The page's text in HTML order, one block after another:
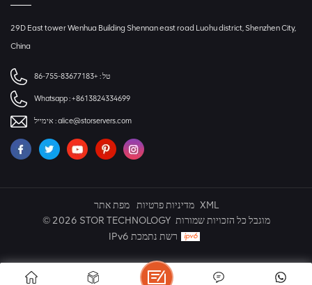
29D East tower Wenhua Building Shennan east road Luohu district, Shenzhen City,
China
טל : +86-755-83677183
Whatsapp :+8613824334699
אימייל :alice@storservers.com
מפת אתר מדיניות פרטיות XML
© 2026 STOR TECHNOLOGY מוגבל כל הזכויות שמורות
IPv6 רשת נתמכת